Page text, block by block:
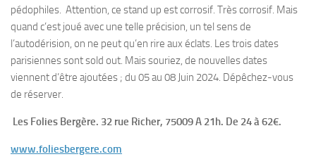
pédophiles. Attention, ce stand up est corrosif. Très corrosif. Mais
quand c’est joué avec une telle précision, un tel sens de
l’autodérision, on ne peut qu’en rire aux éclats. Les trois dates
parisiennes sont sold out. Mais souriez, de nouvelles dates
viennent d’être ajoutées ; du 05 au 08 Juin 2024. Dépêchez-vous
de réserver.
Les Folies Bergère. 32 rue Richer, 75009 A 21h. De 24 à 62€.
www.foliesbergere.com